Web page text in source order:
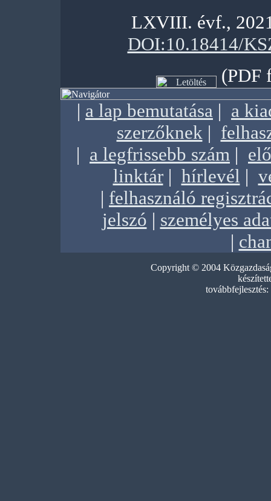
LXVIII. évf.,
DOI:10.18414/
(PDF
| a lap bemutatása | a
szerzőknek|
| a legfrissebb szám |
linktár| hírlevél |
| felhasználó
jelszó | személyes
|
Copyright © 2004
továbbfejlesztés: